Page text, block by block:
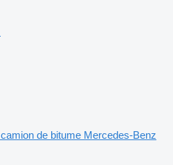
camion de bitume Mercedes-Benz